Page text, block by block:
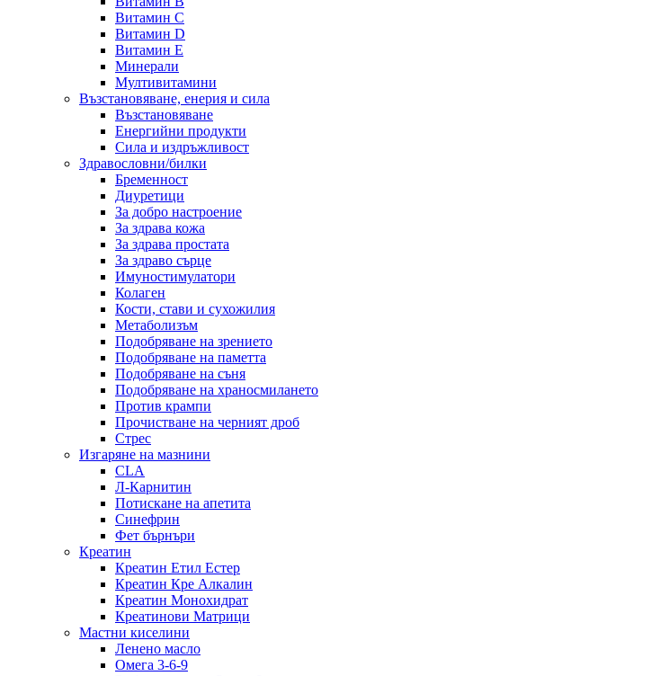
Витамин C
Витамин D
Витамин E
Минерали
Мултивитамини
Възстановяване, енерия и сила
Възстановяване
Енергийни продукти
Сила и издръжливост
Здравословни/билки
Бременност
Диуретици
За добро настроение
За здрава кожа
За здрава простата
За здраво сърце
Имуностимулатори
Колаген
Кости, стави и сухожилия
Метаболизъм
Подобряване на зрението
Подобряване на паметта
Подобряване на съня
Подобряване на храносмилането
Против крампи
Прочистване на черният дроб
Стрес
Изгаряне на мазнини
CLA
Л-Карнитин
Потискане на апетита
Синефрин
Фет бърнъри
Креатин
Креатин Етил Естер
Креатин Кре Алкалин
Креатин Монохидрат
Креатинови Матрици
Мастни киселини
Ленено масло
Омега 3-6-9